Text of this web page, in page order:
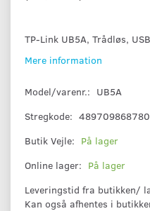
TP-Link UB5A, Trådløs,
Mere information
Model/varenr.: UB5A
Stregkode:
Butik Vejle: På lager
Online lager: På lager
Leveringstid fra butikken/
Kan også afhentes i